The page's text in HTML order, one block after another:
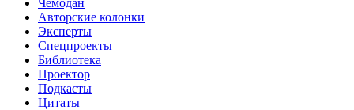
Чемодан
Авторские колонки
Эксперты
Спецпроекты
Библиотека
Проектор
Подкасты
Цитаты